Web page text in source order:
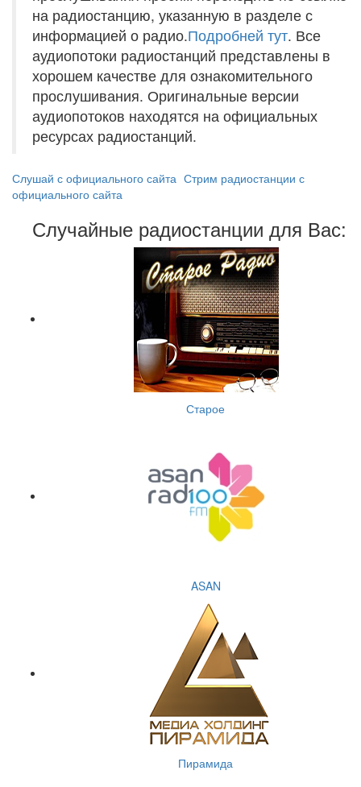
на радиостанцию, указанную в разделе с
информацией о радио.Подробней тут. Все
аудиопотоки радиостанций представлены в
хорошем качестве для ознакомительного
прослушивания. Оригинальные версии
аудиопотоков находятся на официальных
ресурсах радиостанций.
Слушай с официального сайта Стрим радиостанции с
официального сайта
Случайные радиостанции для Вас:
Старое
ASAN
Пирамида